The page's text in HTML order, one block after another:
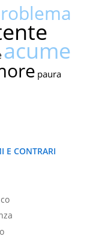
acume
paura
E CONTRARI